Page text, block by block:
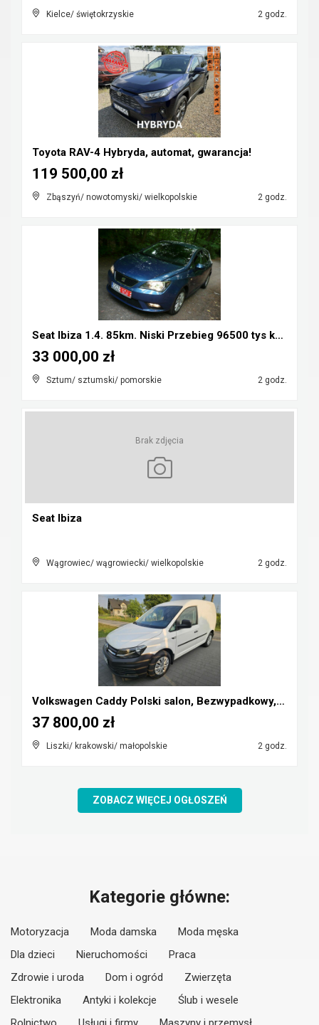
Kielce/ świętokrzyskie 2 godz.
Toyota RAV-4 Hybryda, automat, gwarancja!
Zbąszyń/ nowotomyski/ wielkopolskie 2 godz.
119 500,00 zł
Seat Ibiza 1.4. 85km. Niski Przebieg 96500 tys km....
Sztum/ sztumski/ pomorskie 2 godz.
33 000,00 zł
Brak zdjęcia
Seat Ibiza
Wągrowiec/ wągrowiecki/ wielkopolskie 2 godz.
Volkswagen Caddy Polski salon, Bezwypadkowy, Kamer...
Liszki/ krakowski/ małopolskie 2 godz.
37 800,00 zł
ZOBACZ WIĘCEJ OGŁOSZEŃ
Kategorie główne:
Motoryzacja Moda damska
Moda męska
Dla dzieci
Nieruchomości
Praca
Zdrowie i uroda
Dom i ogród
Zwierzęta
Elektronika
Antyki i kolekcje
Ślub i wesele